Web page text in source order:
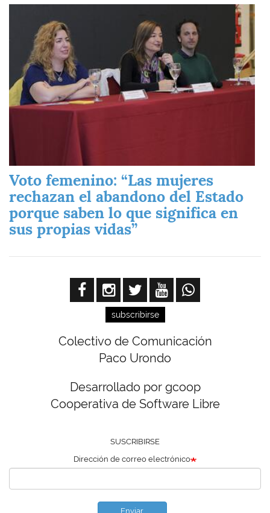
Voto femenino: “Las mujeres
rechazan el abandono del Estado
porque saben lo que significa en
sus propias vidas”
subscribirse
Colectivo de Comunicación
Paco Urondo
Desarrollado por gcoop
Cooperativa de Software Libre
SUSCRIBIRSE
Dirección de correo electrónico
Enviar